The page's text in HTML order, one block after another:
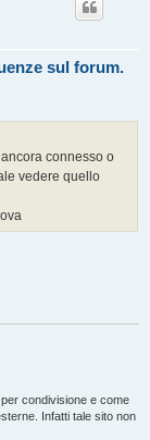
sul forum.
connesso o
vedere quello
condivisione e come
Infatti tale sito non